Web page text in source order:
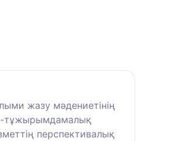
жазу мәдениетінің
тұжырымдамалық
перспективалық